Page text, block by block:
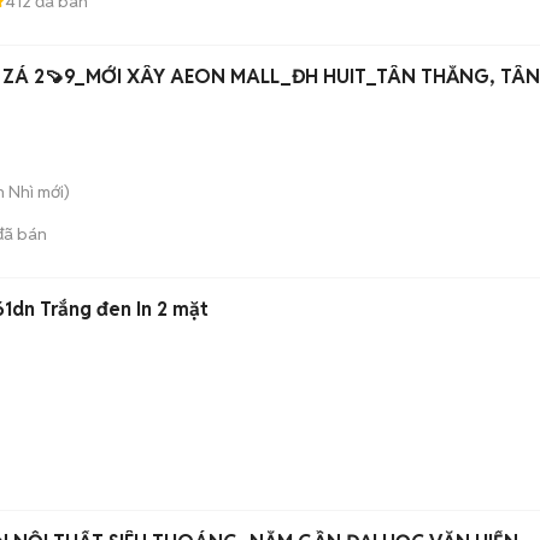
2🍠9_MỚI XÂY AEON MALL_ĐH HUIT_TÂN THẮNG, TÂN
Nhì mới)
bán
Trắng đen In 2 mặt